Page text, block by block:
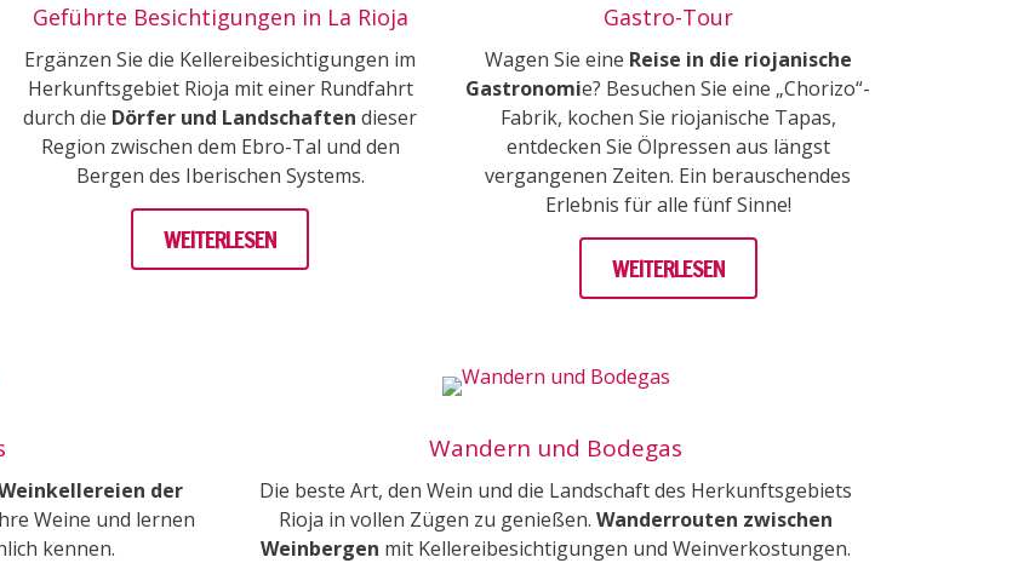
Geführte Besichtigungen in La Rioja
Ergänzen Sie die Kellereibesichtigungen im
Herkunftsgebiet Rioja mit einer Rundfahrt
durch die Dörfer und Landschaften dieser
Region zwischen dem Ebro-Tal und den
Bergen des Iberischen Systems.
WEITERLESEN
Gastro-Tour
Wagen Sie eine Reise in die riojanische
Gastronomie? Besuchen Sie eine „Chorizo“-
Fabrik, kochen Sie riojanische Tapas,
entdecken Sie Ölpressen aus längst
vergangenen Zeiten. Ein berauschendes
Erlebnis für alle fünf Sinne!
WEITERLESEN
der
Weine und lernen
kennen.
Wandern und Bodegas
Die beste Art, den Wein und die Landschaft des Herkunftsgebiets
Rioja in vollen Zügen zu genießen.Wanderrouten zwischen
Weinbergen mit Kellereibesichtigungen und Weinverkostungen.